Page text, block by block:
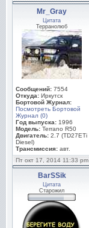
Mr_Gray
Цитата
Терранолюб
Сообщений: 7554
Откуда: Иркутск
Бортовой Журнал:
Посмотреть Бортовой
Журнал (0)
Год выпуска: 1996
Модель: Terrano R50
Двигатель: 2.7 (TD27ETi
Diesel)
Трансмиссия: авт.
Пт окт 17, 2014 11:33 pm
BarSSik
Цитата
Старожил